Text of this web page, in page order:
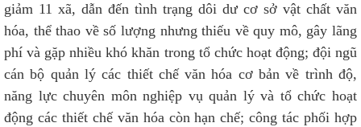
giảm 11 xã, dẫn đến tình trạng dôi dư cơ sở vật chất văn
hóa, thể thao về số lượng nhưng thiếu về quy mô, gây lãng
phí và gặp nhiều khó khăn trong tổ chức hoạt động; đội ngũ
cán bộ quản lý các thiết chế văn hóa cơ bản về trình độ,
năng lực chuyên môn nghiệp vụ quản lý và tổ chức hoạt
động các thiết chế văn hóa còn hạn chế; công tác phối hợp